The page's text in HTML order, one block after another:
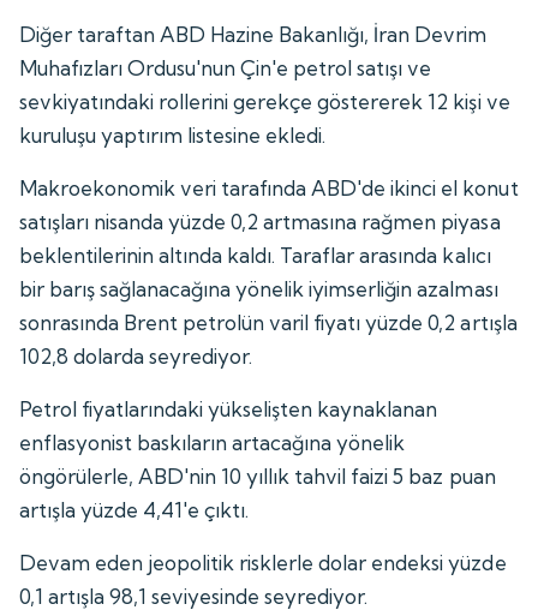
Diğer taraftan ABD Hazine Bakanlığı, İran Devrim
Muhafızları Ordusu'nun Çin'e petrol satışı ve
sevkiyatındaki rollerini gerekçe göstererek 12 kişi ve
kuruluşu yaptırım listesine ekledi.
Makroekonomik veri tarafında ABD'de ikinci el konut
satışları nisanda yüzde 0,2 artmasına rağmen piyasa
beklentilerinin altında kaldı. Taraflar arasında kalıcı
bir barış sağlanacağına yönelik iyimserliğin azalması
sonrasında Brent petrolün varil fiyatı yüzde 0,2 artışla
102,8 dolarda seyrediyor.
Petrol fiyatlarındaki yükselişten kaynaklanan
enflasyonist baskıların artacağına yönelik
öngörülerle, ABD'nin 10 yıllık tahvil faizi 5 baz puan
artışla yüzde 4,41'e çıktı.
Devam eden jeopolitik risklerle dolar endeksi yüzde
0,1 artışla 98,1 seviyesinde seyrediyor.